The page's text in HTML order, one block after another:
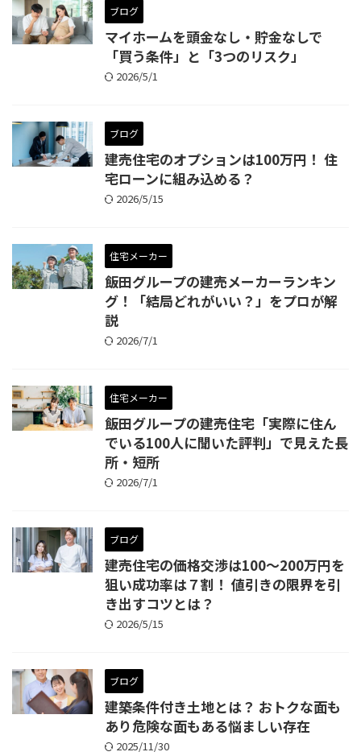
ブログ
マイホームを頭金なし・貯金なしで
「買う条件」と「3つのリスク」
2026/5/1
ブログ
建売住宅のオプションは100万円！ 住
宅ローンに組み込める？
2026/5/15
住宅メーカー
飯田グループの建売メーカーランキン
グ！「結局どれがいい？」をプロが解
説
2026/7/1
住宅メーカー
飯田グループの建売住宅「実際に住ん
でいる100人に聞いた評判」で見えた長
所・短所
2026/7/1
ブログ
建売住宅の価格交渉は100～200万円を
狙い成功率は７割！ 値引きの限界を引
き出すコツとは？
2026/5/15
ブログ
建築条件付き土地とは？ おトクな面も
あり危険な面もある悩ましい存在
2025/11/30